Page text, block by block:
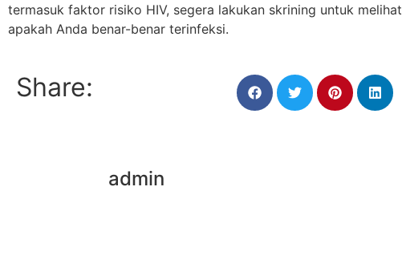
termasuk faktor risiko HIV, segera lakukan skrining untuk melihat
apakah Anda benar-benar terinfeksi.
Share:
admin